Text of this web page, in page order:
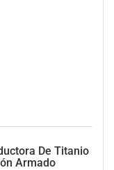
De Titanio
Armado